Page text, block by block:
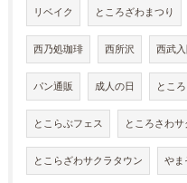
リベイク ところざわまつり
西乃処珈琲 西所沢 西武入
パン通販 成人の日 とこ
とこらぶフェス ところさわサ
とこらざわサクラタウン やま